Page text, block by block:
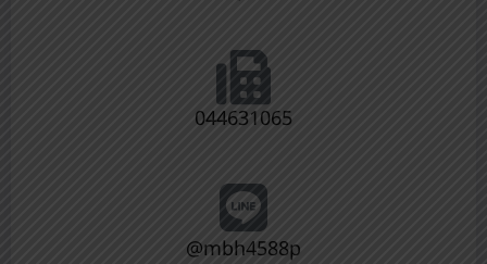
044631065
@mbh4588p